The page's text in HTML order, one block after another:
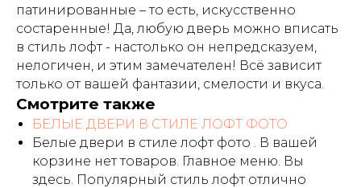
патинированные – то есть, искусственно
состаренные! Да, любую дверь можно вписать
в стиль лофт - настолько он непредсказуем,
нелогичен, и этим замечателен! Всё зависит
только от вашей фантазии, смелости и вкуса.
Смотрите также
БЕЛЫЕ ДВЕРИ В СТИЛЕ ЛОФТ ФОТО
Белые двери в стиле лофт фото . В вашей
корзине нет товаров. Главное меню. Вы
здесь. Популярный стиль лофт отлично